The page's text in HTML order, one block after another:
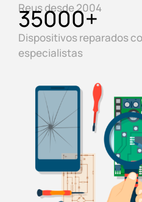
Reus desde 2004
Dispositivos reparados
especialistas
35000+